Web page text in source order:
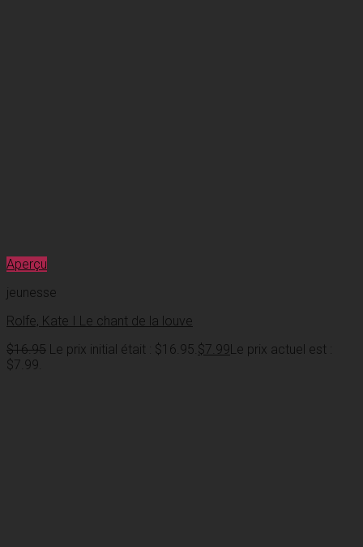
Aperçu
jeunesse
Rolfe, Kate I Le chant de la louve
$16.95 Le prix initial était : $16.95. $7.99Le prix actuel est :
$7.99.